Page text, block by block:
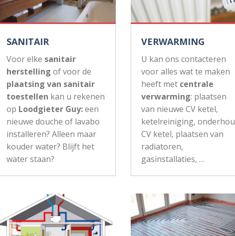
SANITAIR
Voor elke sanitair
herstelling of voor de
plaatsing van sanitair
toestellen kan u rekenen
op Loodgieter Guy:een
nieuwe douche of lavabo
installeren? Alleen maar
kouder water? Blijft het
water staan?
VERWARMING
U kan ons contacteren
voor alles wat te maken
heeft met centrale
verwarming: plaatsen
van nieuwe CV ketel,
ketelreiniging,
CV ketel, plaatsen van
radiatoren,
gasinstallaties, …